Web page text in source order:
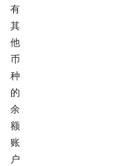
有
其
他
币
种
的
余
额
账
户